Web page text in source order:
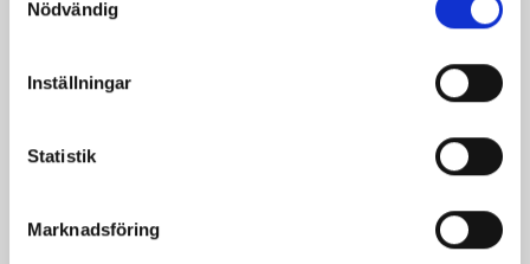
Nödvändig
Inställningar
Statistik
Marknadsföring
Journalisten.se har 240 000 unika sidvisningar och 120
000 unika besökare per månad (i genomsnitt).